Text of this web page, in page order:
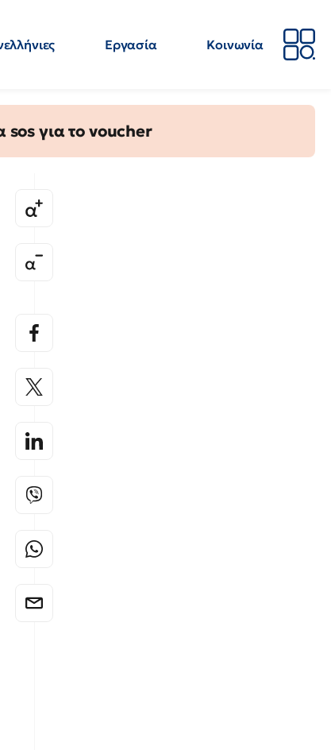
Εργασία
Κοινωνία
για το voucher